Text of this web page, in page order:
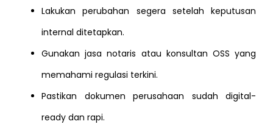
Lakukan perubahan segera setelah keputusan
internal ditetapkan.
Gunakan jasa notaris atau konsultan OSS yang
memahami regulasi terkini.
Pastikan dokumen perusahaan sudah digital-
ready dan rapi.